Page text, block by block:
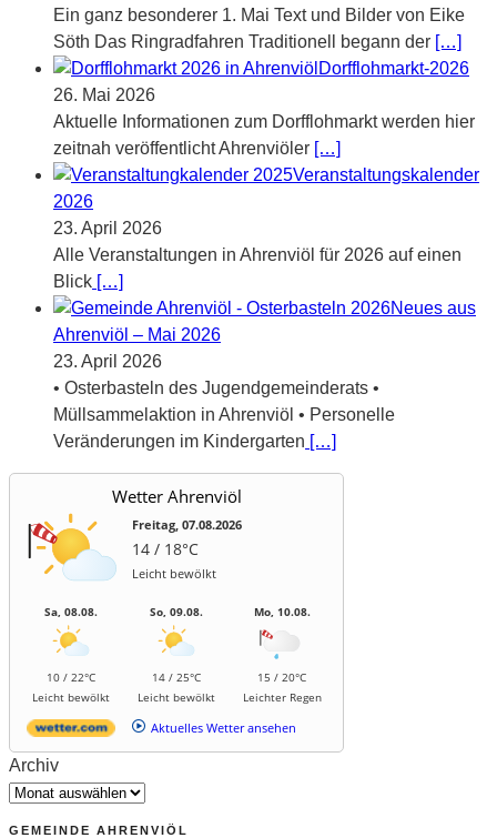
Ein ganz besonderer 1. Mai Text und Bilder von Eike
Söth Das Ringradfahren Traditionell begann der […]
Dorfflohmarkt-2026
26. Mai 2026
Aktuelle Informationen zum Dorfflohmarkt werden hier
zeitnah veröffentlicht Ahrenviöler […]
Veranstaltungskalender
2026
23. April 2026
Alle Veranstaltungen in Ahrenviöl für 2026 auf einen
Blick […]
Neues aus
Ahrenviöl – Mai 2026
23. April 2026
• Osterbasteln des Jugendgemeinderats •
Müllsammelaktion in Ahrenviöl • Personelle
Veränderungen im Kindergarten […]
Wetter Ahrenviöl
Freitag, 07.08.2026
14 / 18°C
Leicht bewölkt
Sa, 08.08.
10 / 22°C
Leicht bewölkt
So, 09.08.
14 / 25°C
Leicht bewölkt
Mo, 10.08.
15 / 20°C
Leichter Regen
Aktuelles Wetter ansehen
Archiv
GEMEINDE AHRENVIÖL